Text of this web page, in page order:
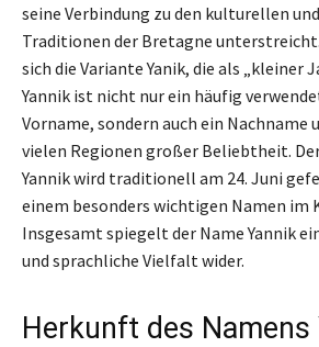
seine Verbindung zu den kulturellen
Traditionen der Bretagne
sich die Variante Yanik, die als „kleiner
Yannik ist nicht nur ein häufig
Vorname, sondern auch ein Nachname
vielen Regionen großer Beliebtheit.
Yannik wird traditionell am 24. Juni
einem besonders wichtigen Namen im
Insgesamt spiegelt der Name Yannik
und sprachliche Vielfalt wider.
Herkunft des Namens